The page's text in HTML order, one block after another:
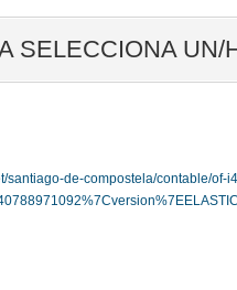
SELECCIONA UN/
santiago-de-compostela/contable/